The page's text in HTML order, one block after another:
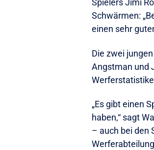
Spielers Jimi
Schwärmen:
einen sehr
Die zwei
Angstman und
„Es gibt einen
haben,“ sagt
– auch bei den